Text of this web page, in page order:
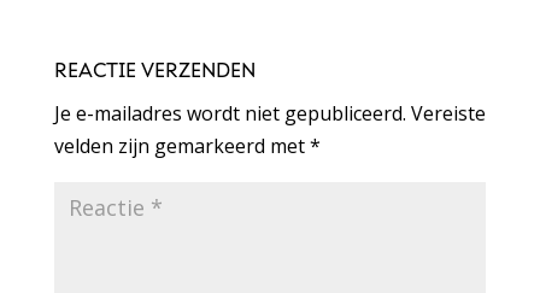
REACTIE VERZENDEN
Je e-mailadres wordt niet gepubliceerd. Vereiste
velden zijn gemarkeerd met*